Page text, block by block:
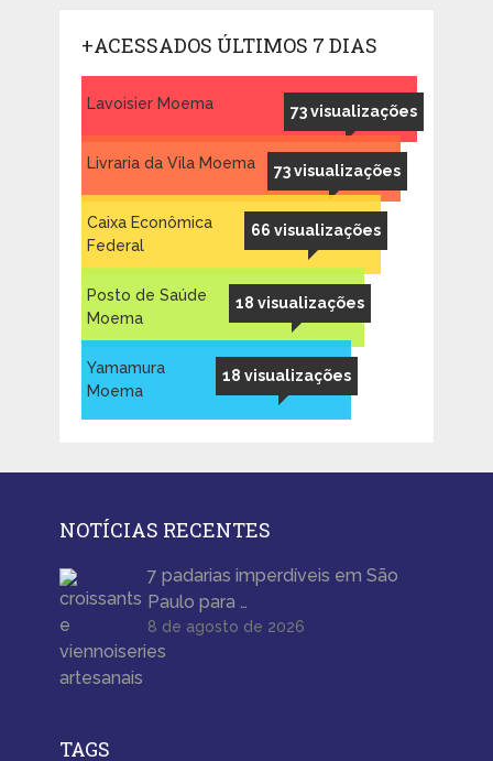
+ACESSADOS ÚLTIMOS 7 DIAS
73 visualizações
Lavoisier Moema
73 visualizações
Livraria da Vila Moema
66 visualizações
Caixa Econômica
Federal
18 visualizações
Posto de Saúde
Moema
18 visualizações
Yamamura
Moema
NOTÍCIAS RECENTES
7 padarias imperdíveis em São
Paulo para …
8 de agosto de 2026
TAGS